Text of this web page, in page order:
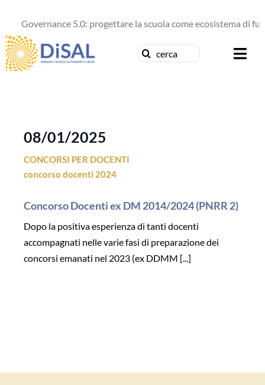
contenuto
Governance 5.0: progettare la scuola come ecosistema di
Cerca
Formazione
Pubblicazioni
Contattaci
08/01/2025
CONCORSI PER DOCENTI
concorso docenti 2024
Concorso Docenti ex DM 2014/2024 (PNRR 2)
Dopo la positiva esperienza di tanti docenti
accompagnati nelle varie fasi di preparazione dei
concorsi emanati nel 2023 (ex DDMM [...]